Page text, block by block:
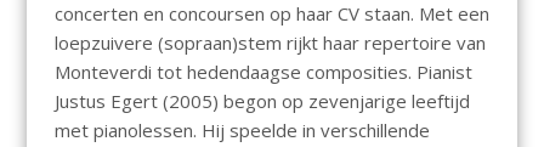
concerten en concoursen op haar CV staan. Met een
loepzuivere (sopraan)stem rijkt haar repertoire van
Monteverdi tot hedendaagse composities. Pianist
Justus Egert (2005) begon op zevenjarige leeftijd
met pianolessen. Hij speelde in verschillende